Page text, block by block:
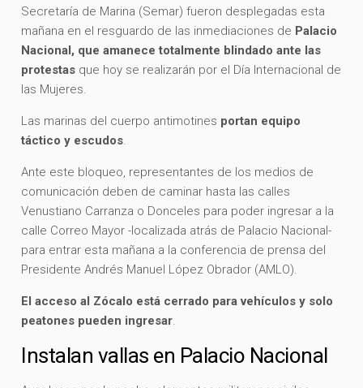
Secretaría de Marina (Semar) fueron desplegadas esta
mañana en el resguardo de las inmediaciones de Palacio
Nacional, que amanece totalmente blindado ante las
protestas que hoy se realizarán por el Día Internacional de
las Mujeres.
Las marinas del cuerpo antimotines portan equipo
táctico y escudos.
Ante este bloqueo, representantes de los medios de
comunicación deben de caminar hasta las calles
Venustiano Carranza o Donceles para poder ingresar a la
calle Correo Mayor -localizada atrás de Palacio Nacional-
para entrar esta mañana a la conferencia de prensa del
Presidente Andrés Manuel López Obrador (AMLO).
El acceso al Zócalo está cerrado para vehículos y solo
peatones pueden ingresar.
Instalan vallas en Palacio Nacional